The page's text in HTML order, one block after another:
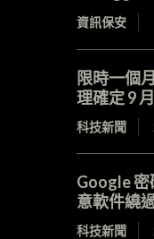
資訊保安
限時一個
理確定 9
科技新聞
Google
意軟件繞
科技新聞